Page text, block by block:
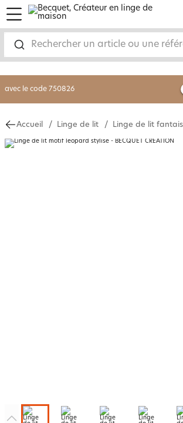
Rechercher un article ou une
menu
-30% sur votre commandedès 2 articles
livraison GRATUITEdès 110€ d'achat
avec le code 750826
Accueil Linge de lit Linge de lit